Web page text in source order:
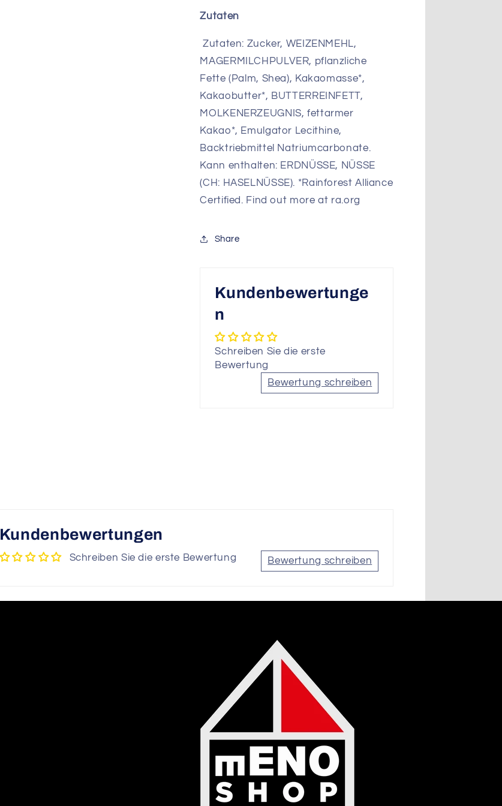
Zutaten
Zutaten: Zucker, WEIZENMEHL,
MAGERMILCHPULVER, pflanzliche
Fette (Palm, Shea), Kakaomasse*,
Kakaobutter*, BUTTERREINFETT,
MOLKENERZEUGNIS, fettarmer
Kakao*, Emulgator Lecithine,
Backtriebmittel Natriumcarbonate.
Kann enthalten: ERDNÜSSE, NÜSSE
(CH: HASELNÜSSE). *Rainforest Alliance
Certified. Find out more at ra.org
Share
Kundenbewertunge
n
Schreiben Sie die erste
Bewertung
Bewertung schreiben
Kundenbewertungen
Schreiben Sie die erste Bewertung Bewertung schreiben